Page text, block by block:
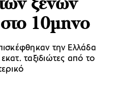
ξένων
10μηνο
την Ελλάδα
ταξιδιώτες από το